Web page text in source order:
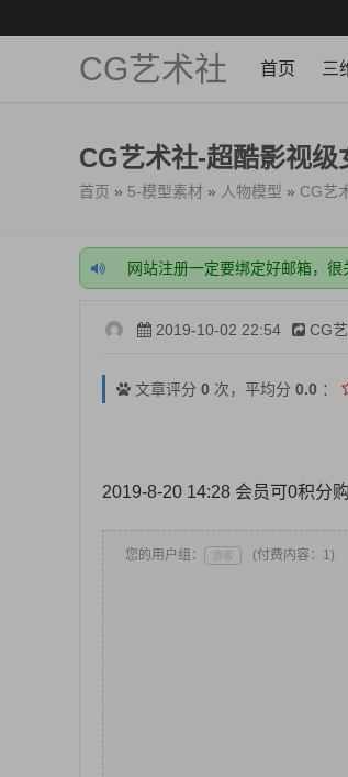
CG艺术社 首页 三
CG艺术社-超酷影视
首页 » 5-模型素材 » 人物模型 » CG艺
网站所有资源--下载后再解压，
网站注册一定要绑定好邮箱，很
网站充值成功后，需要手动开
网站所有资源--下载后再解压，
网站注册一定要绑定好邮箱，很
网站充值成功后，需要手动开
开通会员或充值前，一定要看下
2019-10-02 22:54 CG
文章评分 0 次，平均分 0.0 ：
2019-8-20 14:28 会员可0积分
您的用户组： 游客 (付费内容：1)